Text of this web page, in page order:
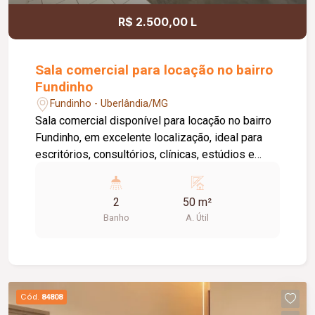
R$ 2.500,00 L
Sala comercial para locação no bairro
Fundinho
Fundinho - Uberlândia/MG
Sala comercial disponível para locação no bairro
Fundinho, em excelente localização, ideal para
escritórios, consultórios, clínicas, estúdios e
aproximadamente 50 m², forro em gesso, copa,
ponto de água, interfone e acesso por senha,
oferecendo praticidade e funcionalidade para o
banheiros feminino e masculino com
acessibilidade, controle de acesso facial, água
2
Banho
50 m²
A. Útil
Cód. 84808